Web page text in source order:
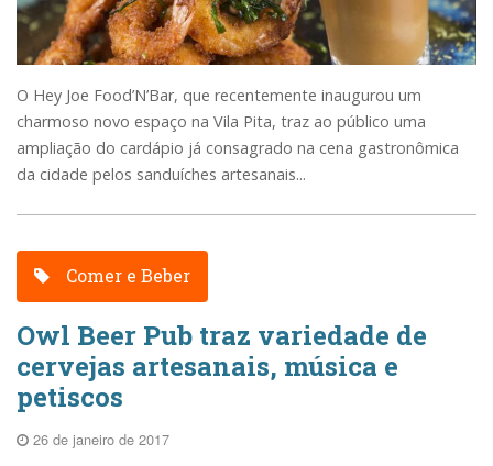
O Hey Joe Food’N’Bar, que recentemente inaugurou um
charmoso novo espaço na Vila Pita, traz ao público uma
ampliação do cardápio já consagrado na cena gastronômica
da cidade pelos sanduíches artesanais...
Comer e Beber
Owl Beer Pub traz variedade de
cervejas artesanais, música e
petiscos
26 de janeiro de 2017